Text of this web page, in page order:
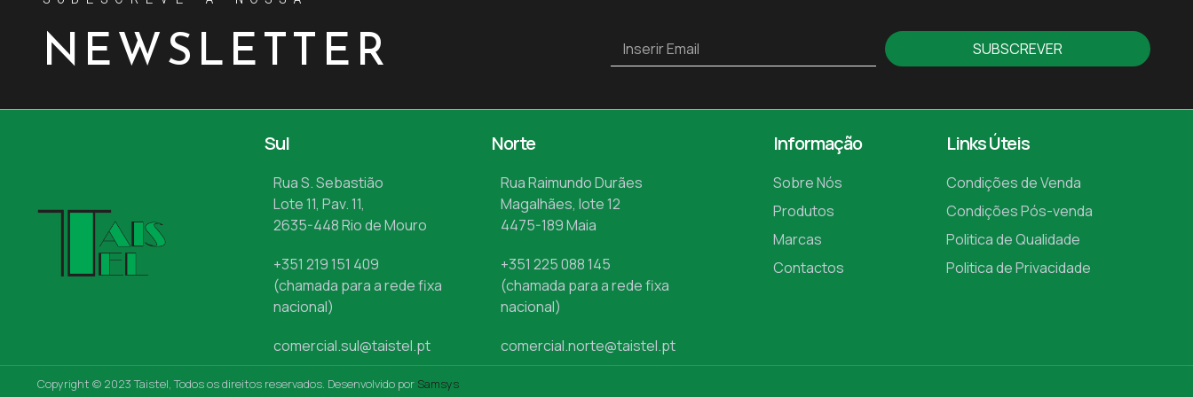
NEWSLETTER SUBSCREVER
Sul
Rua S. Sebastião
Lote 11, Pav. 11,
2635-448 Rio de Mouro
+351 219 151 409
(chamada para a rede fixa
nacional)
comercial.sul@taistel.pt
Norte
Rua Raimundo Durães
Magalhães, lote 12
4475-189 Maia
+351 225 088 145
(chamada para a rede fixa
nacional)
comercial.norte@taistel.pt
Informação
Sobre Nós
Produtos
Marcas
Contactos
Links Úteis
Condições de Venda
Condições Pós-venda
Politica de Qualidade
Politica de Privacidade
Copyright © 2023 Taistel, Todos os direitos reservados. Desenvolvido por Samsys